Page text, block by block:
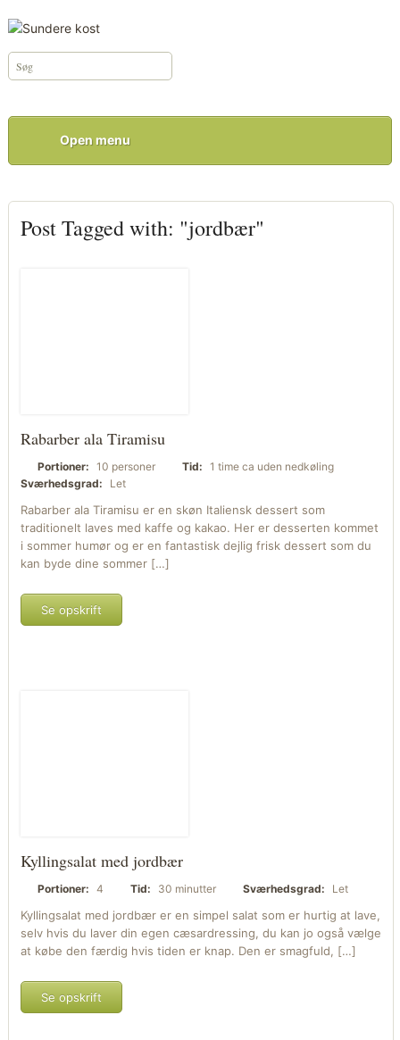
Open menu
Post Tagged with: "jordbær"
Rabarber ala Tiramisu
Portioner: 10 personer Tid: 1 time ca uden nedkøling
Sværhedsgrad:
Let
Rabarber ala Tiramisu er en skøn Italiensk dessert som
traditionelt laves med kaffe og kakao. Her er desserten kommet
i sommer humør og er en fantastisk dejlig frisk dessert som du
kan byde dine sommer […]
Se opskrift
Kyllingsalat med jordbær
Portioner: 4 Tid: 30 minutter Sværhedsgrad: Let
Kyllingsalat med jordbær er en simpel salat som er hurtig at lave,
selv hvis du laver din egen cæsardressing, du kan jo også vælge
at købe den færdig hvis tiden er knap. Den er smagfuld, […]
Se opskrift